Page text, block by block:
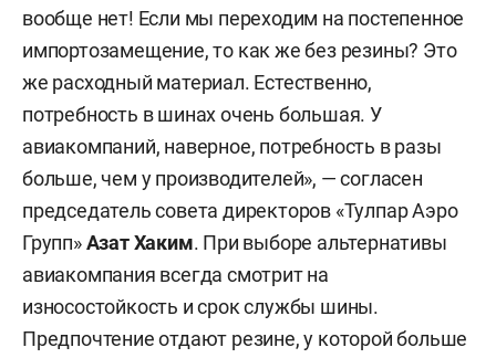
вообще нет! Если мы переходим на постепенное
импортозамещение, то как же без резины? Это
же расходный материал. Естественно,
потребность в шинах очень большая. У
авиакомпаний, наверное, потребность в разы
больше, чем у производителей», — согласен
председатель совета директоров «Тулпар Аэро
Групп»Азат Хаким. При выборе альтернативы
авиакомпания всегда смотрит на
износостойкость и срок службы шины.
Предпочтение отдают резине, у которой больше